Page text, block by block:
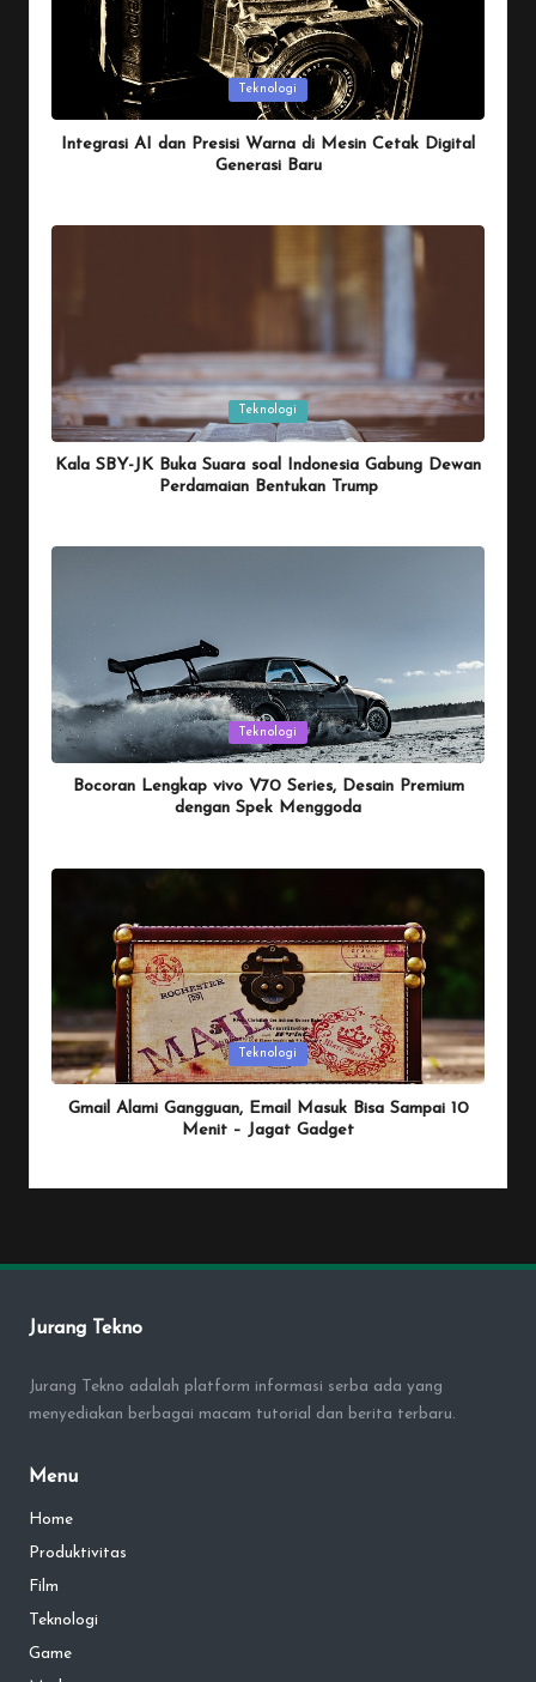
Teknologi
Integrasi AI dan Presisi Warna di Mesin Cetak Digital
Generasi Baru
Posted
in
Teknologi
Kala SBY-JK Buka Suara soal Indonesia Gabung Dewan
Perdamaian Bentukan Trump
Posted
Teknologi
Bocoran Lengkap vivo V70 Series, Desain Premium
dengan Spek Menggoda
Posted
in
Teknologi
Gmail Alami Gangguan, Email Masuk Bisa Sampai 10
Menit – Jagat Gadget
by
Jurang Tekno
Jurang Tekno adalah platform informasi serba ada yang
menyediakan berbagai macam tutorial dan berita terbaru.
Menu
Home
Produktivitas
Film
Teknologi
Game